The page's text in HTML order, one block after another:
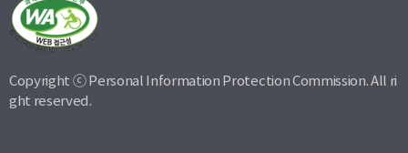
Copyright ⓒ Personal Information Protection Commission. All ri
ght reserved.